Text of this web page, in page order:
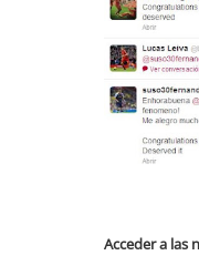
Acceder a las